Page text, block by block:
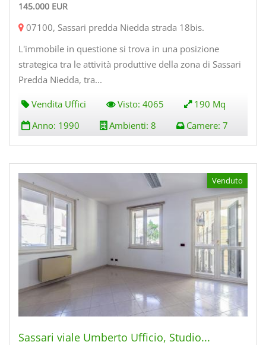
145.000 EUR
07100, Sassari predda Niedda strada 18bis.
L'immobile in questione si trova in una posizione
strategica tra le attività produttive della zona di Sassari
Predda Niedda, tra...
Vendita Uffici Visto: 4065
190 Mq
Anno: 1990 Ambienti: 8 Camere: 7
Venduto
Sassari viale Umberto Ufficio, Studio...